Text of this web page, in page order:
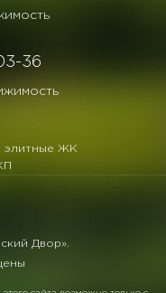
36
элитные ЖК
Двор».